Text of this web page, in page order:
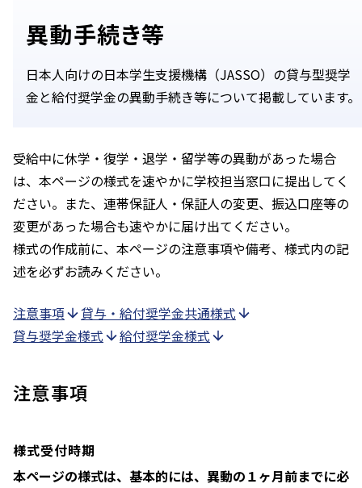
異動手続き等
日本人向けの日本学生支援機構（JASSO）の貸与型奨学
金と給付奨学金の異動手続き等について掲載しています。
受給中に休学・復学・退学・留学等の異動があった場合
は、本ページの様式を速やかに学校担当窓口に提出してく
ださい。また、連帯保証人・保証人の変更、振込口座等の
変更があった場合も速やかに届け出てください。
様式の作成前に、本ページの注意事項や備考、様式内の記
述を必ずお読みください。
注意事項
貸与・給付奨学金共通様式
貸与奨学金様式
給付奨学金様式
注意事項
様式受付時期
本ページの様式は、基本的には、異動の１ヶ月前までに必